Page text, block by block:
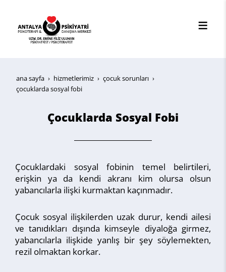
ana sayfa hi̇zmetleri̇mi̇z
çocuk sorunları
çocuklarda sosyal fobi
Çocuklarda Sosyal Fobi
Çocuklardaki sosyal fobinin temel belirtileri,
erişkin ya da kendi akranı kim olursa olsun
yabancılarla ilişki kurmaktan kaçınmadır.
Çocuk sosyal ilişkilerden uzak durur, kendi ailesi
ve tanıdıkları dışında kimseyle diyaloğa girmez,
yabancılarla ilişkide yanlış bir şey söylemekten,
rezil olmaktan korkar.